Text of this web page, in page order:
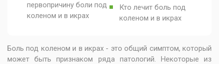
первопричину боли под
коленом и в икрах
Кто лечит боль под
коленом и в икрах
Боль под коленом и в икрах - это общий симптом, который
может быть признаком ряда патологий. Некоторые из